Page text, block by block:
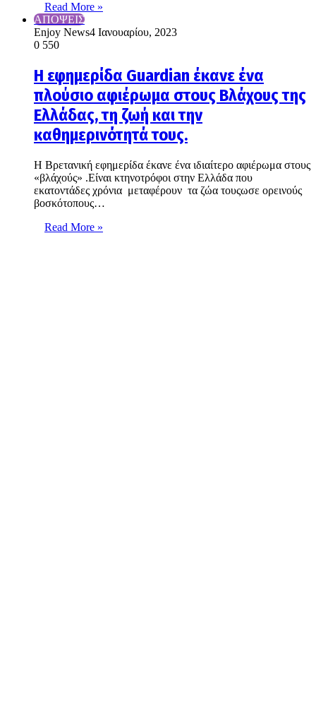
Read More »
ΑΠΟΨΕΙΣ
Enjoy News4 Ιανουαρίου, 2023
0 550
H εφημερίδα Guardian έκανε ένα
πλούσιο αφιέρωμα στους Βλάχους της
Ελλάδας, τη ζωή και την
καθημερινότητά τους.
Η Βρετανική εφημερίδα έκανε ένα ιδιαίτερο αφιέρωμα στους
«βλάχούς» .Είναι κτηνοτρόφοι στην Ελλάδα που
εκατοντάδες χρόνια μεταφέρουν τα ζώα τουςωσε ορεινούς
βοσκότοπους…
Read More »